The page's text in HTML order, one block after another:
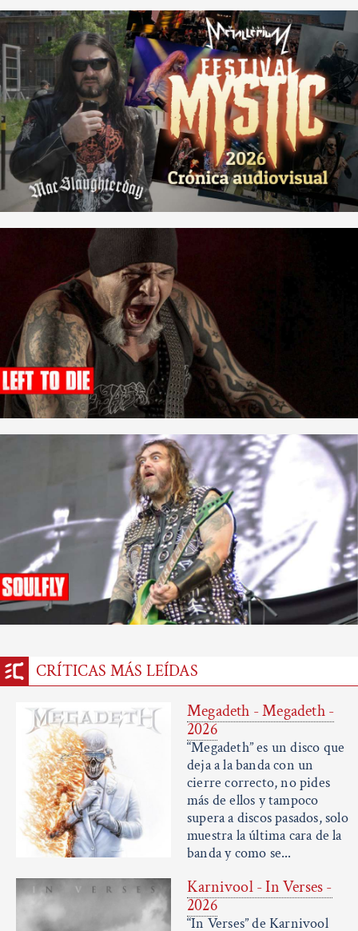
CRÍTICAS MÁS LEÍDAS
Megadeth - Megadeth -
2026
“Megadeth” es un disco que
deja a la banda con un
cierre correcto, no pides
más de ellos y tampoco
supera a discos pasados, solo
muestra la última cara de la
banda y como se...
Karnivool - In Verses -
2026
“In Verses” de Karnivool